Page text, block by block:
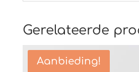
Gerelateerde
Aanbieding!